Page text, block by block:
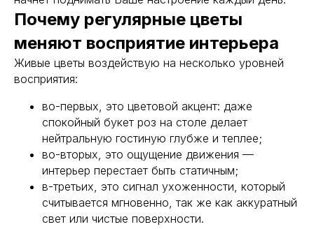
Почему регулярные цветы
меняют восприятие интерьера
Живые цветы воздействую на несколько уровней
восприятия:
во-первых, это цветовой акцент: даже
спокойный букет роз на столе делает
нейтральную гостиную глубже и теплее;
во-вторых, это ощущение движения —
интерьер перестает быть статичным;
в-третьих, это сигнал ухоженности, который
считывается мгновенно, так же как аккуратный
свет или чистые поверхности.